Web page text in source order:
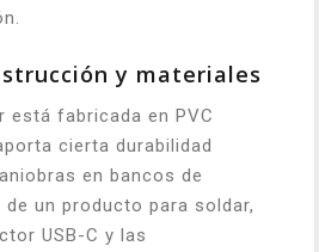
y materiales
está fabricada en PVC
cierta durabilidad
en bancos de
un producto para soldar,
USB-C y las